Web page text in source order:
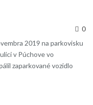
0
2019 na parkovisku
v Púchove vo
zaparkované vozidlo